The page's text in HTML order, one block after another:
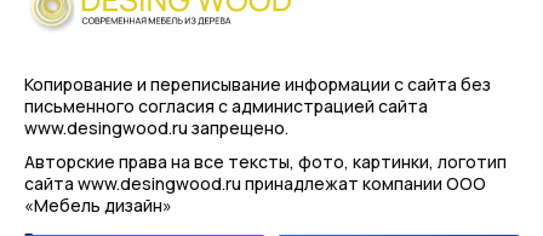
Копирование и переписывание информации с сайта без
письменного согласия с администрацией сайта
www.desingwood.ru запрещено.
Авторские права на все тексты, фото, картинки, логотип
сайта www.desingwood.ru принадлежат компании ООО
«Мебель дизайн»